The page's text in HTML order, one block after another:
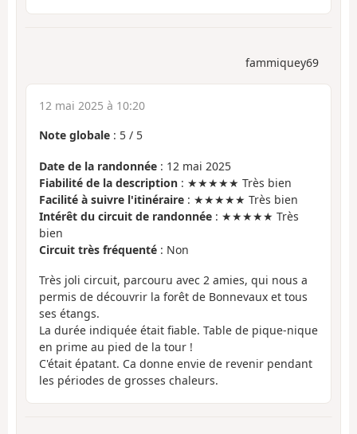
fammiquey69
12 mai 2025 à 10:20
Note globale : 5 / 5
Date de la randonnée : 12 mai 2025
Fiabilité de la description : ★★★★★ Très bien
Facilité à suivre l'itinéraire : ★★★★★ Très bien
Intérêt du circuit de randonnée : ★★★★★ Très
bien
Circuit très fréquenté : Non
Très joli circuit, parcouru avec 2 amies, qui nous a
permis de découvrir la forêt de Bonnevaux et tous
ses étangs.
La durée indiquée était fiable. Table de pique-nique
en prime au pied de la tour !
C'était épatant. Ca donne envie de revenir pendant
les périodes de grosses chaleurs.